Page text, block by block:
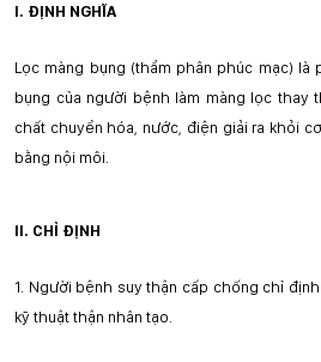
I. ĐỊNH NGHĨA
Lọc màng bụng (thẩm phân phúc mạc)
bụng của người bệnh làm màng lọc thay
chất chuyển hóa , nước, điện giải ra khỏi
bằng nội môi.
II. CHỈ ĐỊNH
1. Người bệnh suy thận cấp chống chỉ
kỹ thuật thận nhân tạo.